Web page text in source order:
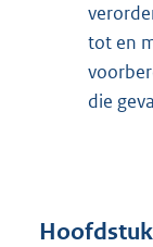
tot en
die